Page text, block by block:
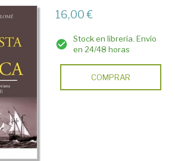
16,00 €
Stock en librería. Envío
en 24/48 horas
COMPRAR